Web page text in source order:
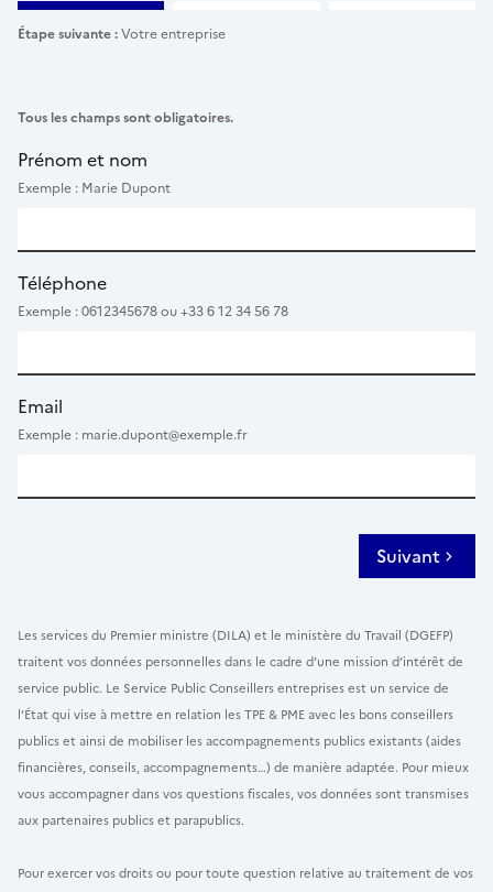
Étape suivante :Votre entreprise
Tous les champs sont obligatoires.
Prénom et nom
Exemple : Marie Dupont
Téléphone
Exemple : 0612345678 ou +33 6 12 34 56 78
Email
Exemple : marie.dupont@exemple.fr
Suivant
Les services du Premier ministre (DILA) et le ministère du Travail (DGEFP)
traitent vos données personnelles dans le cadre d’une mission d’intérêt de
service public. Le Service Public Conseillers entreprises est un service de
l’État qui vise à mettre en relation les TPE & PME avec les bons conseillers
publics et ainsi de mobiliser les accompagnements publics existants (aides
financières, conseils, accompagnements…) de manière adaptée. Pour mieux
vous accompagner dans vos questions fiscales, vos données sont transmises
aux partenaires publics et parapublics.
Pour exercer vos droits ou pour toute question relative au traitement de vos